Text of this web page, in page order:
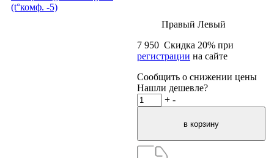
Правый Левый
7 950 Скидка 20% при
регистрации на сайте
Сообщить о снижении цены
Нашли дешевле?
+ -